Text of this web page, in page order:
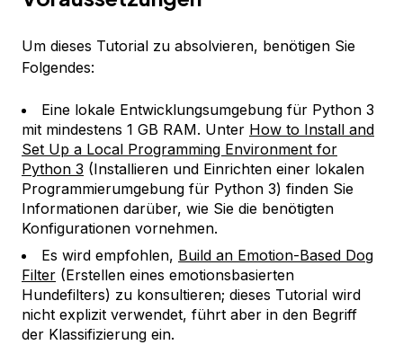
Um dieses Tutorial zu absolvieren, benötigen Sie
Folgendes:
Eine lokale Entwicklungsumgebung für Python 3
mit mindestens 1 GB RAM. Unter How to Install and
Set Up a Local Programming Environment for
Python 3 (Installieren und Einrichten einer lokalen
Programmierumgebung für Python 3) finden Sie
Informationen darüber, wie Sie die benötigten
Konfigurationen vornehmen.
Es wird empfohlen, Build an Emotion-Based Dog
Filter (Erstellen eines emotionsbasierten
Hundefilters) zu konsultieren; dieses Tutorial wird
nicht explizit verwendet, führt aber in den Begriff
der Klassifizierung ein.